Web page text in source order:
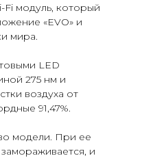
модуль, который
«EVO» и
мира.
LED
275 нм и
воздуха от
91,47%.
модели. При ее
и